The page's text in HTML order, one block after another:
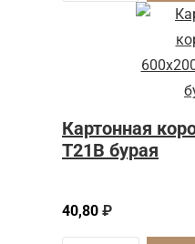
Картонная
Т21B бурая
40,80 ₽